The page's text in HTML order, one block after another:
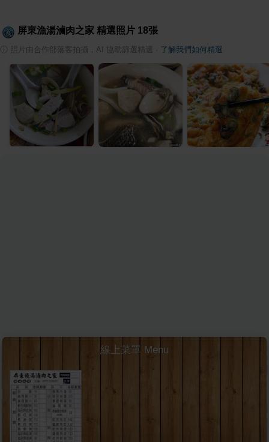
屏東漁湯滷肉之家 精選照片 18張
照片由合作部落客拍攝，AI 協助篩選精選 了解我們如何精選
線上菜單 Menu